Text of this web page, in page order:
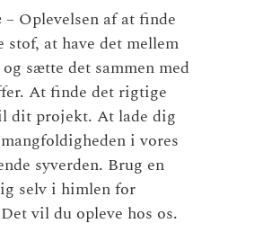
– Oplevelsen af at finde
at have det mellem
sætte det sammen med
At finde det rigtige
dit projekt. At lade dig
i vores
syverden. Brug en
selv i himlen for
vil du opleve hos os.